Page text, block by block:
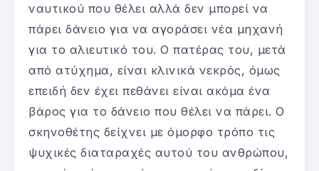
ναυτικού που θέλει αλλά δεν μπορεί να
πάρει δάνειο για να αγοράσει νέα μηχανή
για το αλιευτικό του. Ο πατέρας του, μετά
από ατύχημα, είναι κλινικά νεκρός, όμως
επειδή δεν έχει πεθάνει είναι ακόμα ένα
βάρος για το δάνειο που θέλει να πάρει. Ο
σκηνοθέτης δείχνει με όμορφο τρόπο τις
ψυχικές διαταραχές αυτού του ανθρώπου,